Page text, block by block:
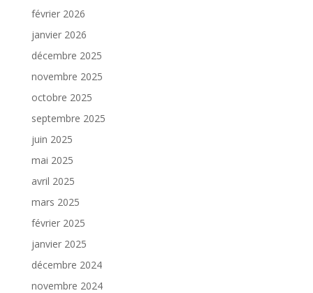
février 2026
janvier 2026
décembre 2025
novembre 2025
octobre 2025
septembre 2025
juin 2025
mai 2025
avril 2025
mars 2025
février 2025
janvier 2025
décembre 2024
novembre 2024